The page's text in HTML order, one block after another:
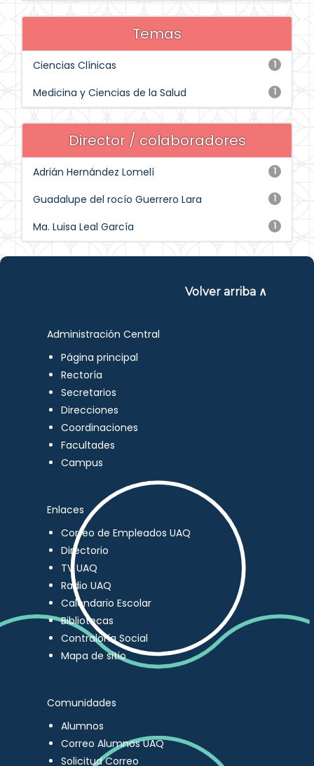
Temas
1
Ciencias Clínicas
1
Medicina y Ciencias de la Salud
Director / colaboradores
1
Adrián Hernández Lomelí
1
Guadalupe del rocío Guerrero Lara
1
Ma. Luisa Leal García
Volver arriba ∧
Administración Central
Página principal
Rectoría
Secretarios
Direcciones
Coordinaciones
Facultades
Campus
Enlaces
Correo de Empleados UAQ
Directorio
TV UAQ
Radio UAQ
Calendario Escolar
Bibliotecas
Contraloría Social
Mapa de sitio
Comunidades
Alumnos
Correo Alumnos UAQ
Solicitud Correo